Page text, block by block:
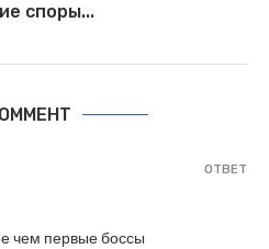
споры...
чем первые боссы
ОТВЕТ